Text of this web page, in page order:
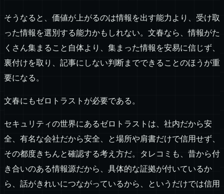
そうなると、価値が上がるのは情報を出す能力より、受け取
った情報を選別する能力かもしれない。文春なら、情報がた
くさん集まること自体より、集まった情報を安易に信じず、
裏付けを取り、記事にしない判断までできることのほうが重
要になる。
文春にもゼロトラストが必要である。
セキュリティの世界にあるゼロトラストは、社内だから安
全、有名な会社だから安全、と場所や肩書だけで信用せず、
その都度きちんと確認する考え方だ。タレコミも、昔から付
き合いのある情報源だから、具体的な証拠が付いているか
ら、話がきれいにつながっているから、というだけでは信用